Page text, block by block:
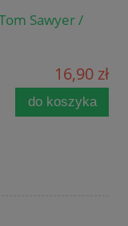
Sawyer /
16,90 zł
do koszyka